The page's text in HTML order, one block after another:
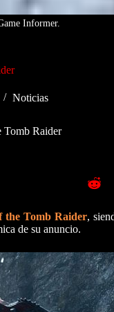
Informer.
Noticias
Tomb Raider
the Tomb Raider,
de su anuncio.